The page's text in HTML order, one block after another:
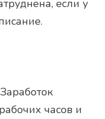
если у
Заработок
часов и